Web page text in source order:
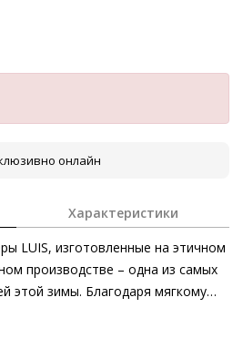
онлайн
Характеристики
LUIS, изготовленные на этичном
производстве – одна из самых
этой зимы. Благодаря мягкому
модель безупречно
сохраняет тепло. В качестве